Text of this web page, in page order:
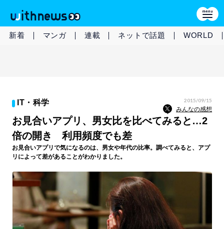
新着 マンガ 連載 ネットで話題 WORLD
IT・科学 2015/09/15
みんなの感想
お見合いアプリ、男女比を比べてみると…2
倍の開き 利用頻度でも差
お見合いアプリで気になるのは、男女や年代の比率。調べてみると、アプ
リによって差があることがわかりました。